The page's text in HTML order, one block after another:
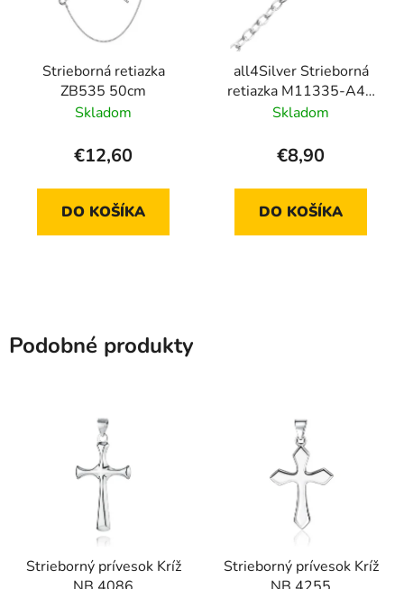
Strieborná retiazka
ZB535 50cm
Skladom
€12,60
DO KOŠÍKA
all4Silver Strieborná
retiazka M11335-A4S
45 cm
Skladom
€8,90
DO KOŠÍKA
Podobné produkty
Strieborný prívesok Kríž
Strieborný prívesok Kríž